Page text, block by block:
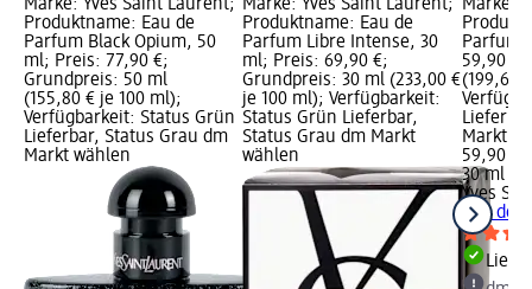
Marke: Yves Saint Laurent;
Produktname: Eau de
Parfum Black Opium, 50
ml; Preis: 77,90 €;
Grundpreis: 50 ml
(155,80 € je 100 ml);
Verfügbarkeit: Status Grün
Lieferbar, Status Grau dm
Markt wählen
Marke: Yves Saint Laurent;
Produktname: Eau de
Parfum Libre Intense, 30
ml; Preis: 69,90 €;
Grundpreis: 30 ml (233,00 €
je 100 ml); Verfügbarkeit:
Status Grün Lieferbar,
Status Grau dm Markt
wählen
Marke:
Parfum,
59,90 €;
(199,67
Markt
59,90 €
30 ml
Yves
Eau de